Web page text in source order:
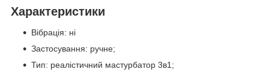
Характеристики
Вібрація: ні
Застосування: ручне;
Тип: реалістичний мастурбатор 3в1;